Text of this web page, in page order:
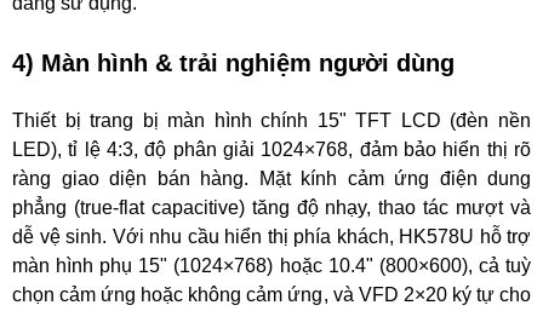
4) Màn hình & trải nghiệm người dùng
Thiết bị trang bị màn hình chính 15" TFT LCD (đèn nền
LED), tỉ lệ 4:3, độ phân giải 1024×768, đảm bảo hiển thị rõ
ràng giao diện bán hàng. Mặt kính cảm ứng điện dung
phẳng (true-flat capacitive) tăng độ nhạy, thao tác mượt và
dễ vệ sinh. Với nhu cầu hiển thị phía khách, HK578U hỗ trợ
màn hình phụ 15" (1024×768) hoặc 10.4" (800×600), cả tuỳ
chọn cảm ứng hoặc không cảm ứng, và VFD 2×20 ký tự cho